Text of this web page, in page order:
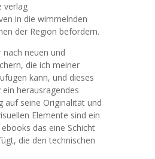
verlag
in die wimmelnden
der Region befördern.
neuen und
die ich meiner
kann, und dieses
herausragendes
auf seine Originalität und
Elemente sind ein
das eine Schicht
die den technischen